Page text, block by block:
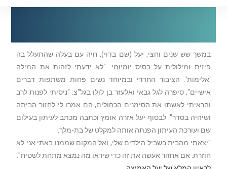
במשך שש שנים וחצי, יעל (שם בדוי), חיה עם בעלה שהתעלל בה
פיזית ומילולית על בסיס יומיומי. "לא ידעתי לזהות את המילה
'אלימות'. הציבור החרדי ובמיוחד נשים פחות משתפות דברים
אישיים", סיפרה לגל גבאי ואלעזר בן לולו בגל"צ. "ניסיתי לפנות לרב
והראיתי לאשתו את הסימנים הכחולים, הם אמרו לי לחזור הביתה
ושיהיה בסדר". לבסוף יעל אזרה אומץ וכתבה מכתב לעיתון בעילום
שם ועורכת העיתון הפנתה אותה למקלט של בת-מלך.
"יצאתי מהבית בשביל הילדים שלי, ואל המקום שממנו באתי אני לא
חוזרת. אם אחזור אעשה את זה כדי שיראו מה נמצא מתחת לשטיח".